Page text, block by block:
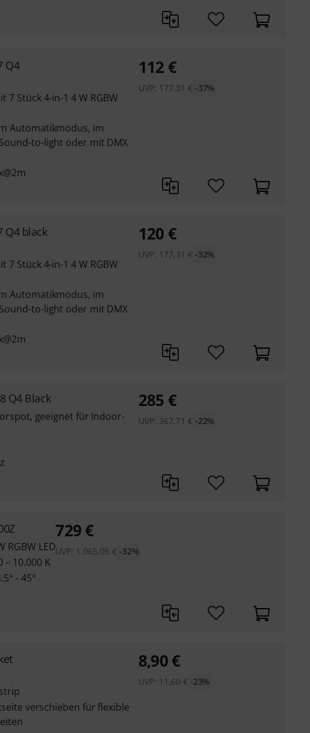
Q4
Stück 4-in-1 4 W RGBW
Automatikmodus, im
to-light oder mit DMX
112 €
UVP: 177,31 € -37%
Q4 black
Stück 4-in-1 4 W RGBW
Automatikmodus, im
to-light oder mit DMX
120 €
UVP: 177,31 € -32%
Q4 Black
geeignet für Indoor-
285 €
UVP: 367,71 € -22%
RGBW LED
10.000 K
- 45°
729€
UVP: 1.065,05 € -32%
verschieben für flexible
8,90€
UVP: 11,60 € -23%